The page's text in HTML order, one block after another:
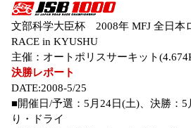
文部科学大臣杯 2008年 MFJ 全日本
RACE in KYUSHU
主催：オートポリスサーキット
決勝レポート
DATE:2008-5/25
■開催日/予選：5月24日(土)、決勝
り・ドライ